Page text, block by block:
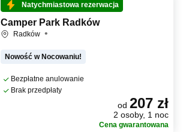
Natychmiastowa rezerwacja
Camper Park Radków
Radków
Nowość w Nocowaniu!
Bezpłatne anulowanie
Brak przedpłaty
od 207 zł
2 osoby, 1 noc
Cena gwarantowana